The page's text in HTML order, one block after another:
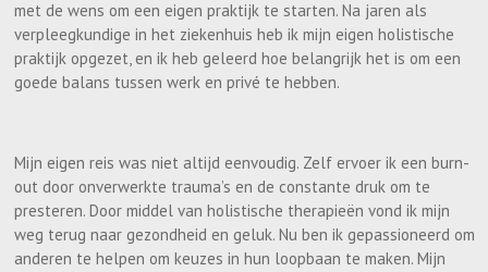
met de wens om een eigen praktijk te starten. Na jaren als
verpleegkundige in het ziekenhuis heb ik mijn eigen holistische
praktijk opgezet, en ik heb geleerd hoe belangrijk het is om een
goede balans tussen werk en privé te hebben.
Mijn eigen reis was niet altijd eenvoudig. Zelf ervoer ik een burn-
out door onverwerkte trauma’s en de constante druk om te
presteren. Door middel van holistische therapieën vond ik mijn
weg terug naar gezondheid en geluk. Nu ben ik gepassioneerd om
anderen te helpen om keuzes in hun loopbaan te maken. Mijn